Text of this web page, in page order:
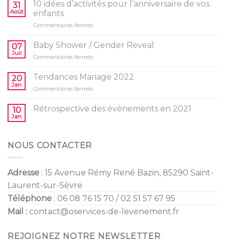
31
Août
10 idées d’activités pour l’anniversaire de vos
enfants
Commentaires ferméssur
idées
d’activités
pour
de
enfants
07
Juil
Baby Shower / Gender Reveal
Commentaires ferméssur
Shower
/
Gender
20
Jan
Tendances Mariage 2022
Commentaires ferméssur
Mariage
2022
10
Jan
Rétrospective des évènements en 2021
NOUS CONTACTER
Adresse : 15 Avenue Rémy René Bazin, 85290 Saint-
Laurent-sur-Sèvre
Téléphone : 06 08 76 15 70 / 02 51 57 67 95
Mail : contact@oservices-de-levenement.fr
REJOIGNEZ NOTRE NEWSLETTER